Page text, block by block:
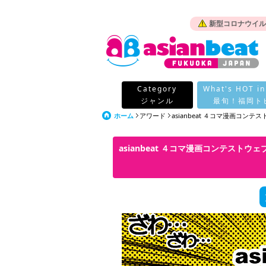
新型コロナウイ
Category
ジャンル
What's HOT
最旬！福岡ト
ホーム アワード asianbeat ４コマ漫画コンテス
asianbeat ４コマ漫画コンテストウェ